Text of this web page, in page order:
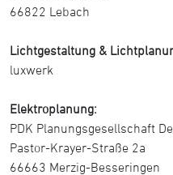
66822 Lebach
Lichtgestaltung &
luxwerk
Elektroplanung:
PDK Planungsgesellschaft
Pastor-Krayer-Straße 2a
66663 Merzig-Besseringen